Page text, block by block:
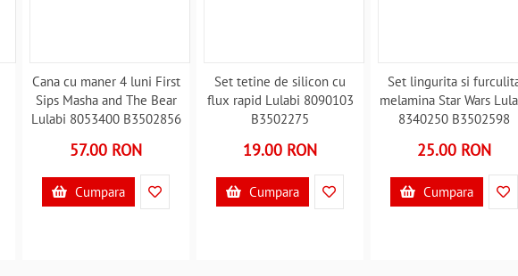
Cana cu maner 4 luni First
Sips Masha and The Bear
Lulabi 8053400 B3502856
57.00 RON
Cumpara
Set tetine de silicon cu
flux rapid Lulabi 8090103
B3502275
19.00 RON
Cumpara
Set lingurita si
melamina Star Wars
8340250 B3502598
25.00 RON
Cumpara